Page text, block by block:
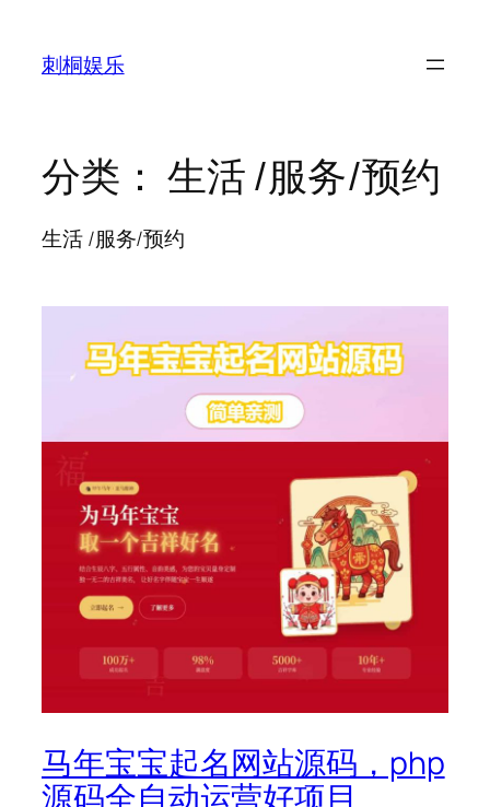
刺桐娱乐
分类： 生活 /服务/预约
生活 /服务/预约
马年宝宝起名网站源码，php
源码全自动运营好项目